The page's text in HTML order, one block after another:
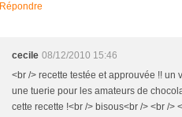
Répondre
cecile 08/12/2010 15:46
<br /> recette testée et approuvée !!
une tuerie pour les amateurs de
cette recette !<br /> bisous<br /> <br />